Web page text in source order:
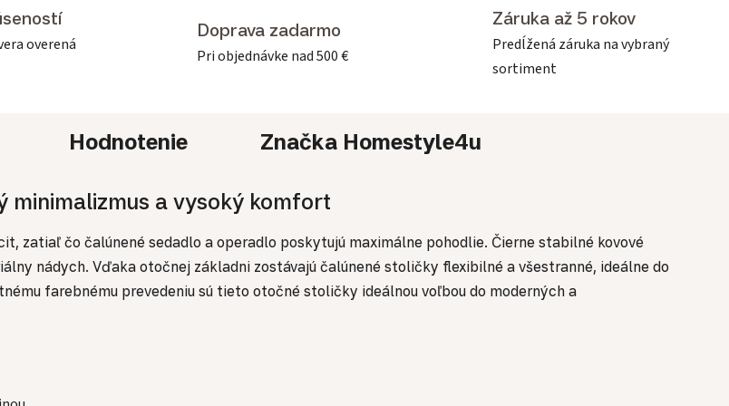
overená
Doprava zadarmo
Pri objednávke nad 500 €
Záruka až 5 rokov
Predĺžená záruka na vybraný
sortiment
Hodnotenie Značka Homestyle4u
minimalizmus a vysoký komfort
zatiaľ čo čalúnené sedadlo a operadlo poskytujú maximálne pohodlie. Čierne stabilné kovové
nádych. Vďaka otočnej základni zostávajú čalúnené stoličky flexibilné a všestranné, ideálne do
farebnému prevedeniu sú tieto otočné stoličky ideálnou voľbou do moderných a